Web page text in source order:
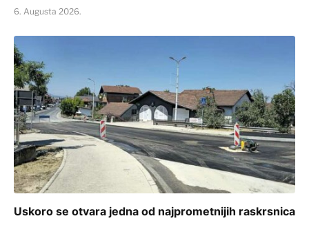
6. Augusta 2026.
Uskoro se otvara jedna od najprometnijih raskrsnica